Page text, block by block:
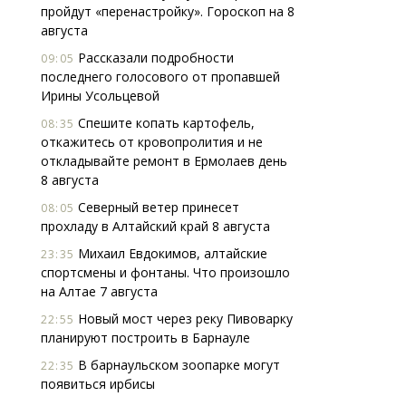
пройдут «перенастройку». Гороскоп на 8
августа
09:05 Рассказали подробности
последнего голосового от пропавшей
Ирины Усольцевой
08:35 Спешите копать картофель,
откажитесь от кровопролития и не
откладывайте ремонт в Ермолаев день
8 августа
08:05 Северный ветер принесет
прохладу в Алтайский край 8 августа
23:35 Михаил Евдокимов, алтайские
спортсмены и фонтаны. Что произошло
на Алтае 7 августа
22:55 Новый мост через реку Пивоварку
планируют построить в Барнауле
22:35 В барнаульском зоопарке могут
появиться ирбисы